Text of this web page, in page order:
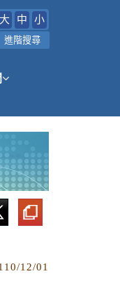
大 中
小
進階搜尋
12/01